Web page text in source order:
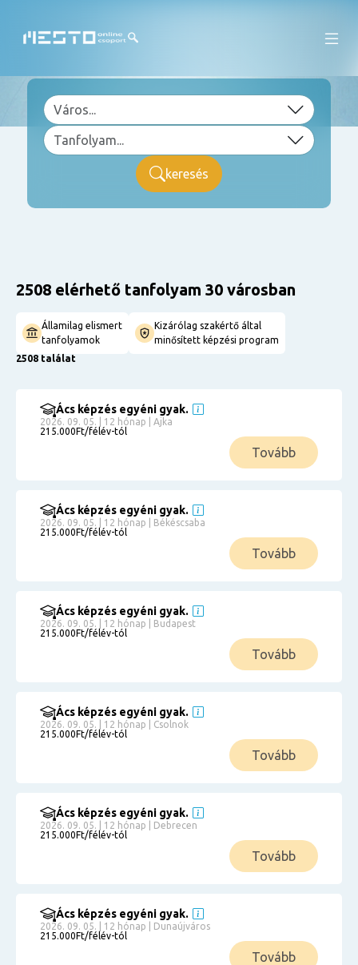
keresés
2508 elérhető tanfolyam 30 városban
Államilag elismert
tanfolyamok
Kizárólag szakértő által
minősített képzési program
2508 találat
Ács képzés egyéni gyak.
2026. 09. 05. | 12 hónap | Ajka
215.000Ft/félév-tól
Tovább
Ács képzés egyéni gyak.
2026. 09. 05. | 12 hónap | Békéscsaba
215.000Ft/félév-tól
Tovább
Ács képzés egyéni gyak.
2026. 09. 05. | 12 hónap | Budapest
215.000Ft/félév-tól
Tovább
Ács képzés egyéni gyak.
2026. 09. 05. | 12 hónap | Csolnok
215.000Ft/félév-tól
Tovább
Ács képzés egyéni gyak.
2026. 09. 05. | 12 hónap | Debrecen
215.000Ft/félév-tól
Tovább
Ács képzés egyéni gyak.
2026. 09. 05. | 12 hónap | Dunaújváros
215.000Ft/félév-tól
Tovább